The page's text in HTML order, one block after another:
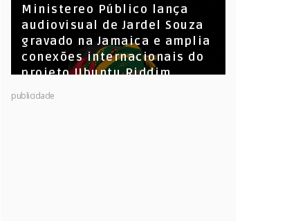
​Ministereo Público lança
audiovisual de Jardel Souza
gravado na Jamaica e amplia
conexões internacionais do
projeto Ubuntu Riddim
publicidade